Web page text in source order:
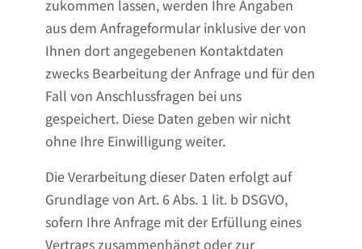
zukommen lassen, werden Ihre Angaben
aus dem Anfrageformular inklusive der von
Ihnen dort angegebenen Kontaktdaten
zwecks Bearbeitung der Anfrage und für den
Fall von Anschlussfragen bei uns
gespeichert. Diese Daten geben wir nicht
ohne Ihre Einwilligung weiter.
Die Verarbeitung dieser Daten erfolgt auf
Grundlage von Art. 6 Abs. 1 lit. b DSGVO,
sofern Ihre Anfrage mit der Erfüllung eines
Vertrags zusammenhängt oder zur